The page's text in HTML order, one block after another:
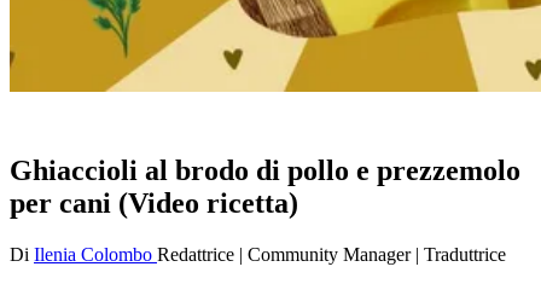
Ghiaccioli al brodo di pollo e prezzemolo
per cani (Video ricetta)
Di Ilenia Colombo Redattrice | Community Manager | Traduttrice